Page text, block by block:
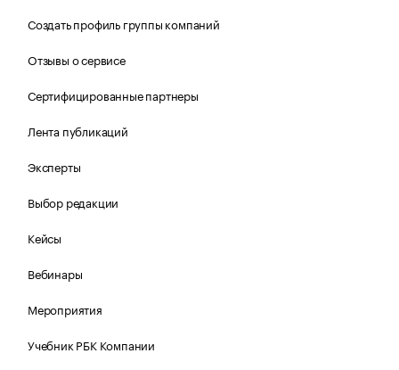
Создать профиль группы компаний
Отзывы о сервисе
Сертифицированные партнеры
Лента публикаций
Эксперты
Выбор редакции
Кейсы
Вебинары
Мероприятия
Учебник РБК Компании